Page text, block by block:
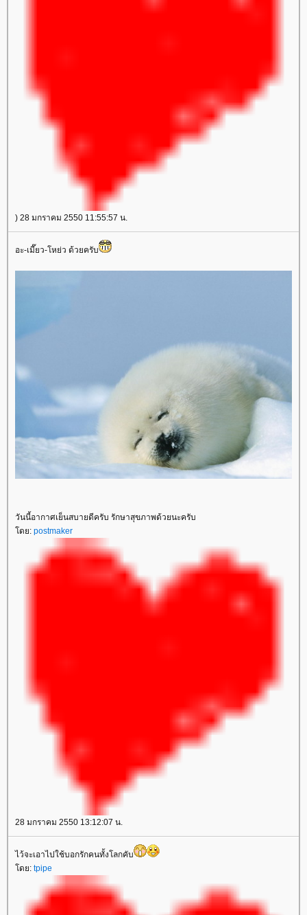
) 28 มกราคม 2550 11:55:57 น.
อะ-เมี๊ยว-โหย่ว ด้วยครับ
วันนี้อากาศเย็นสบายดีครับ รักษาสุขภาพด้วยนะครับ
โดย: postmaker
28 มกราคม 2550 13:12:07 น.
ไว้จะเอาไปใช้บอกรักคนทั้งโลกคับ
โดย: tpipe